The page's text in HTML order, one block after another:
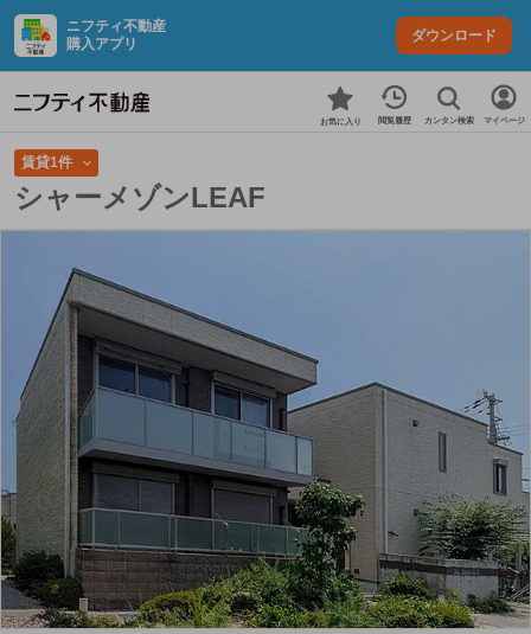
ニフティ不動産
購入アプリ
ダウンロード
お気に入り 閲覧履歴 カンタン検索 マイページ
賃貸1件
シャーメゾンLEAF